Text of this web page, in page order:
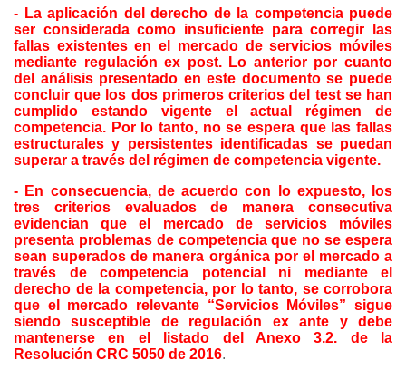
- La aplicación del derecho de la competencia puede
ser considerada como insuficiente para corregir las
fallas existentes en el mercado de servicios móviles
mediante regulación ex post. Lo anterior por cuanto
del análisis presentado en este documento se puede
concluir que los dos primeros criterios del test se han
cumplido estando vigente el actual régimen de
competencia. Por lo tanto, no se espera que las fallas
estructurales y persistentes identificadas se puedan
superar a través del régimen de competencia vigente.
- En consecuencia, de acuerdo con lo expuesto, los
tres criterios evaluados de manera consecutiva
evidencian que el mercado de servicios móviles
presenta problemas de competencia que no se espera
sean superados de manera orgánica por el mercado a
través de competencia potencial ni mediante el
derecho de la competencia, por lo tanto, se corrobora
que el mercado relevante “Servicios Móviles” sigue
siendo susceptible de regulación ex ante y debe
mantenerse en el listado del Anexo 3.2. de la
Resolución CRC 5050 de 2016.